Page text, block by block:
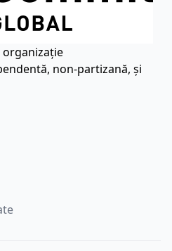
organizație
non-partizană, și